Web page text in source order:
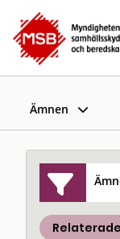
Ämnen
Relaterade